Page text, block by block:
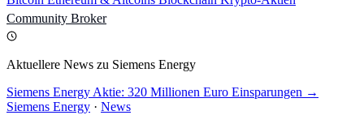
Community Broker
Aktuellere News zu Siemens Energy
Siemens Energy Aktie: 320 Millionen Euro Einsparungen →
Siemens Energy · News